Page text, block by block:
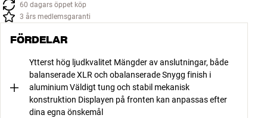
60 dagars öppet köp
3 års medlemsgaranti
FÖRDELAR
Ytterst hög ljudkvalitet Mängder av anslutningar, både
balanserade XLR och obalanserade Snygg finish i
aluminium Väldigt tung och stabil mekanisk
konstruktion Displayen på fronten kan anpassas efter
dina egna önskemål